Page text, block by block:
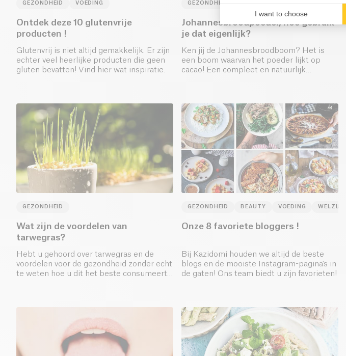
GEZONDHEID VOEDING
Ontdek deze 10 glutenvrije
producten !
Glutenvrij is niet altijd gemakkelijk. Er zijn
echter veel heerlijke producten die geen
gluten bevatten! Vind hier wat inspiratie.
GEZONDHEID
Johannesbroodpoeder, hoe gebruik
je dat eigenlijk?
Ken jij de Johannesbroodboom? Het is
een boom waarvan het poeder lijkt op
cacao! Een compleet en natuurlijk
GEZONDHEID
Wat zijn de voordelen van
tarwegras?
Hebt u gehoord over tarwegras en de
voordelen voor de gezondheid zonder echt
te weten hoe u dit het beste consumeert
GEZONDHEID BEAUTY VOEDING WELZIJN
Onze 8 favoriete bloggers !
Bij Kazidomi houden we altijd de beste
blogs en de mooiste Instagram-pagina's in
de gaten! Ons team biedt u zijn favorieten!
I want to choose